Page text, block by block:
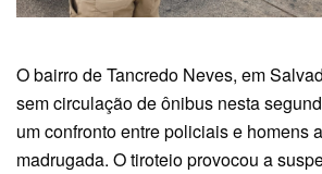
O bairro de Tancredo Neves, em
sem circulação de ônibus nesta
um confronto entre policiais e homens
madrugada. O tiroteio provocou a